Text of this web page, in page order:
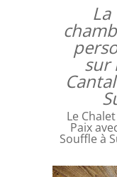
La
sur
Le
Paix
Souffle à